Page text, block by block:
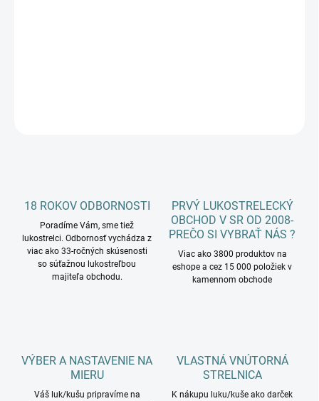
18 ROKOV ODBORNOSTI
Poradíme Vám, sme tiež
lukostrelci. Odbornosť vychádza z
viac ako 33-ročných skúsenosti
so súťažnou lukostreľbou
majiteľa obchodu.
PRVÝ LUKOSTRELECKÝ
OBCHOD V SR OD 2008-
PREČO SI VYBRAŤ NÁS ?
Viac ako 3800 produktov na
eshope a cez 15 000 položiek v
kamennom obchode
VÝBER A NASTAVENIE NA
MIERU
Váš luk/kušu pripravíme na
VLASTNÁ VNÚTORNÁ
STRELNICA
K nákupu luku/kuše ako darček